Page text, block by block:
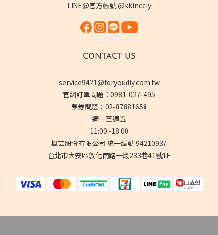
LINE@官方帳號:@kkincdiy
CONTACT US
service9421@foryoudiy.com.tw
官網訂單問題：0981-027-495
票券問題：02-87881658
週一至週五
11:00 -18:00
楓芸股份有限公司 統一編號:94210937
台北市大安區敦化南路一段233巷41號1F